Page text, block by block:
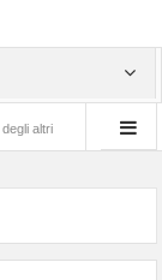
Lotta di classe…